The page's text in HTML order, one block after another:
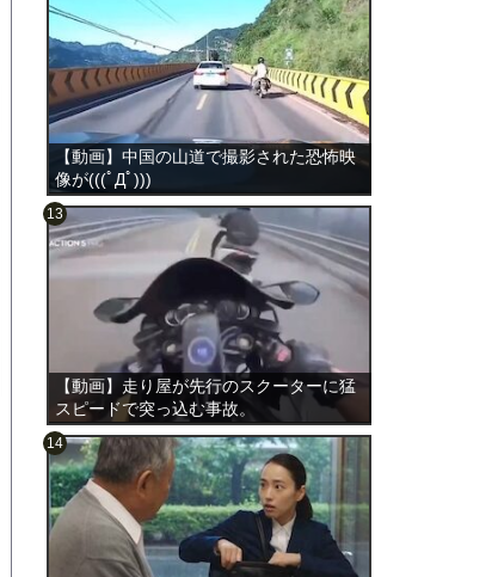
【動画】中国の山道で撮影された恐怖映
像が(((ﾟДﾟ)))
【動画】走り屋が先行のスクーターに猛
スピードで突っ込む事故。